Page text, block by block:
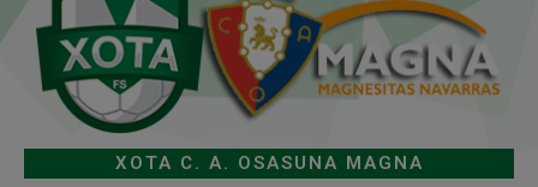
XOTA C. A. OSASUNA MAGNA